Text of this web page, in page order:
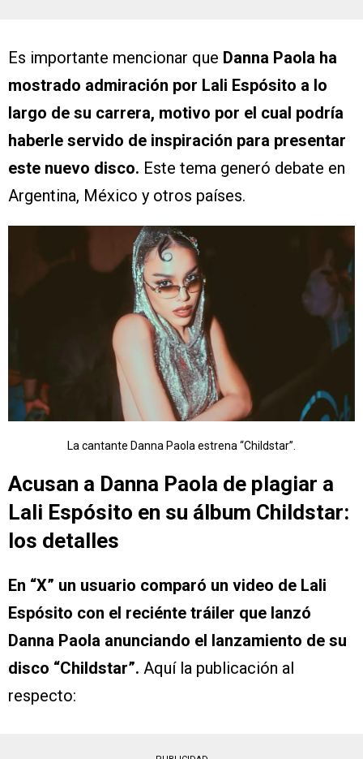
Es importante mencionar que Danna Paola ha
mostrado admiración por Lali Espósito a lo
largo de su carrera, motivo por el cual podría
haberle servido de inspiración para presentar
este nuevo disco. Este tema generó debate en
Argentina, México y otros países.
La cantante Danna Paola estrena “Childstar”.
Acusan a Danna Paola de plagiar a
Lali Espósito en su álbum Childstar:
los detalles
En “X” un usuario comparó un video de Lali
Espósito con el reciénte tráiler que lanzó
Danna Paola anunciando el lanzamiento de su
disco “Childstar”. Aquí la publicación al
respecto: